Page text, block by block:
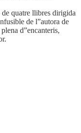
quatre llibres dirigida
de l”autora de
d”encanteris,